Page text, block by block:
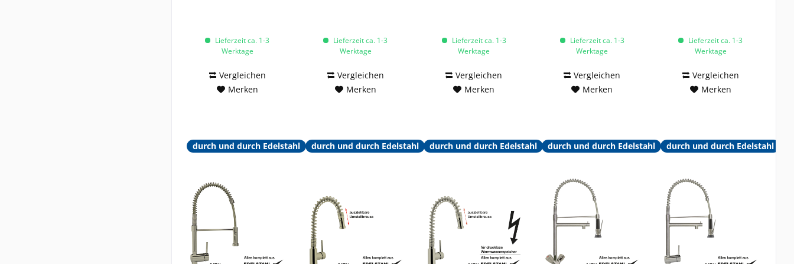
Lieferzeit ca. 1-3
Werktage
Vergleichen
Merken
Lieferzeit ca. 1-3
Werktage
Vergleichen
Merken
Lieferzeit ca. 1-3
Werktage
Vergleichen
Merken
Lieferzeit ca. 1-3
Werktage
Vergleichen
Merken
Lieferzeit ca. 1-3
Werktage
Vergleichen
Merken
durch und durch Edelstahl durch und durch Edelstahl durch und durch Edelstahl durch und durch Edelstahl durch und durch Edelstahl